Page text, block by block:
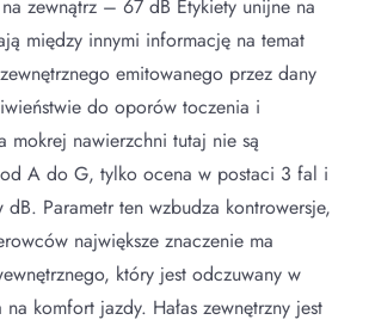
zewnątrz – 67 dB Etykiety unijne na
między innymi informację na temat
emitowanego przez dany
do oporów toczenia i
mokrej nawierzchni tutaj nie są
od A do G, tylko ocena w postaci 3 fal i
Parametr ten wzbudza kontrowersje,
największe znaczenie ma
który jest odczuwany w
komfort jazdy. Hałas zewnętrzny jest